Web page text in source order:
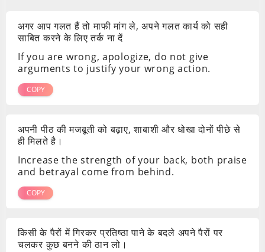
अगर आप गलत हैं तो माफी मांग ले, अपने गलत कार्य को सही
साबित करने के लिए तर्क ना दें
If you are wrong, apologize, do not give
arguments to justify your wrong action.
COPY
अपनी पीठ की मजबूती को बढ़ाए, शाबाशी और धोखा दोनों पीछे से
ही मिलते है।
Increase the strength of your back, both praise
and betrayal come from behind.
COPY
किसी के पैरों में गिरकर प्रतिष्ठा पाने के बदले अपने पैरों पर
चलकर कुछ बनने की ठान लो।